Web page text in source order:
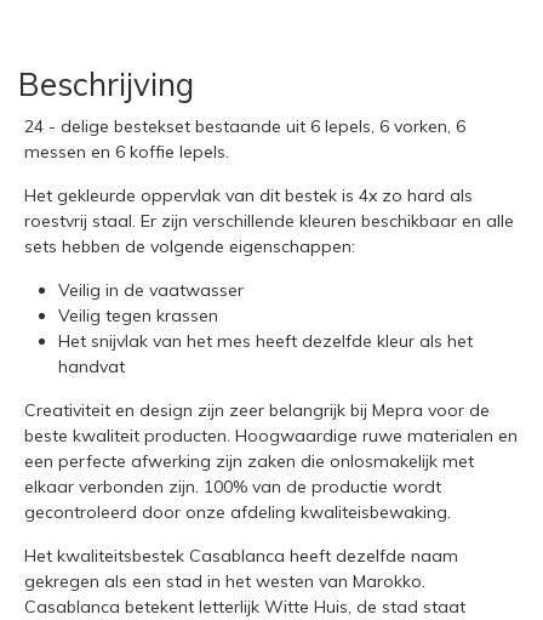
Beschrijving
24 - delige bestekset bestaande uit 6 lepels, 6 vorken, 6
messen en 6 koffie lepels.
Het gekleurde oppervlak van dit bestek is 4x zo hard als
roestvrij staal. Er zijn verschillende kleuren beschikbaar en alle
sets hebben de volgende eigenschappen:
Veilig in de vaatwasser
Veilig tegen krassen
Het snijvlak van het mes heeft dezelfde kleur als het
handvat
Creativiteit en design zijn zeer belangrijk bij Mepra voor de
beste kwaliteit producten. Hoogwaardige ruwe materialen en
een perfecte afwerking zijn zaken die onlosmakelijk met
elkaar verbonden zijn. 100% van de productie wordt
gecontroleerd door onze afdeling kwaliteisbewaking.
Het kwaliteitsbestek Casablanca heeft dezelfde naam
gekregen als een stad in het westen van Marokko.
Casablanca betekent letterlijk Witte Huis, de stad staat